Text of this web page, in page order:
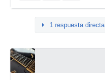
1 respuesta directa